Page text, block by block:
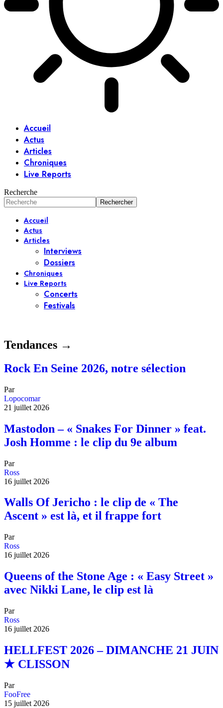
Accueil
Actus
Articles
Chroniques
Live Reports
Recherche
Accueil
Actus
Articles
Interviews
Dossiers
Chroniques
Live Reports
Concerts
Festivals
Tendances →
Rock En Seine 2026, notre sélection
Par
Lopocomar
21 juillet 2026
Mastodon – « Snakes For Dinner » feat.
Josh Homme : le clip du 9e album
Par
Ross
16 juillet 2026
Walls Of Jericho : le clip de « The
Ascent » est là, et il frappe fort
Par
Ross
16 juillet 2026
Queens of the Stone Age : « Easy Street »
avec Nikki Lane, le clip est là
Par
Ross
16 juillet 2026
HELLFEST 2026 – DIMANCHE 21 JUIN
★ CLISSON
Par
FooFree
15 juillet 2026